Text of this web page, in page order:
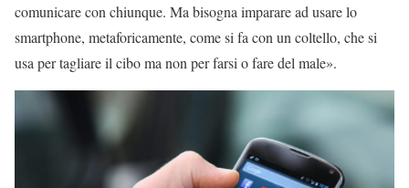
comunicare con chiunque. Ma bisogna imparare ad usare lo
smartphone, metaforicamente, come si fa con un coltello, che si
usa per tagliare il cibo ma non per farsi o fare del male».